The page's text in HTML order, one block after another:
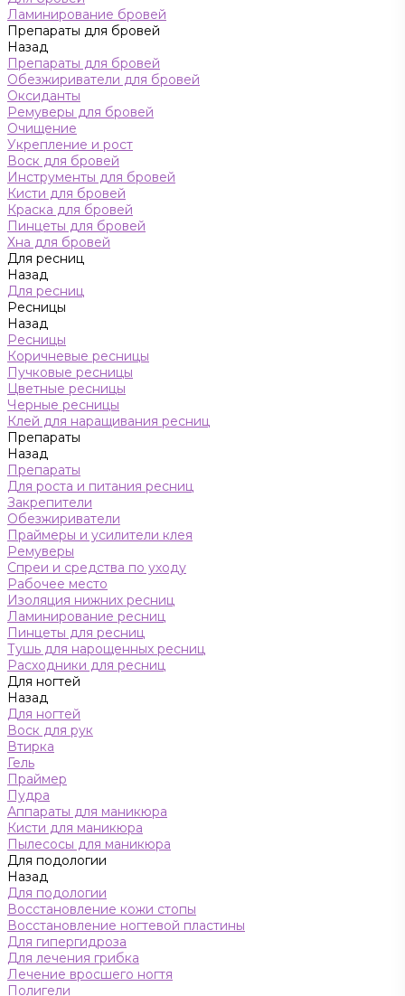
Ламинирование бровей
Препараты для бровей
Назад
Препараты для бровей
Обезжириватели для бровей
Оксиданты
Ремуверы для бровей
Очищение
Укрепление и рост
Воск для бровей
Инструменты для бровей
Кисти для бровей
Краска для бровей
Пинцеты для бровей
Хна для бровей
Для ресниц
Назад
Для ресниц
Ресницы
Назад
Ресницы
Коричневые ресницы
Пучковые ресницы
Цветные ресницы
Черные ресницы
Клей для наращивания ресниц
Препараты
Назад
Препараты
Для роста и питания ресниц
Закрепители
Обезжириватели
Праймеры и усилители клея
Ремуверы
Спреи и средства по уходу
Рабочее место
Изоляция нижних ресниц
Ламинирование ресниц
Пинцеты для ресниц
Тушь для нарощенных ресниц
Расходники для ресниц
Для ногтей
Назад
Для ногтей
Воск для рук
Втирка
Гель
Праймер
Пудра
Аппараты для маникюра
Кисти для маникюра
Пылесосы для маникюра
Для подологии
Назад
Для подологии
Восстановление кожи стопы
Восстановление ногтевой пластины
Для гипергидроза
Для лечения грибка
Лечение вросшего ногтя
Полигели